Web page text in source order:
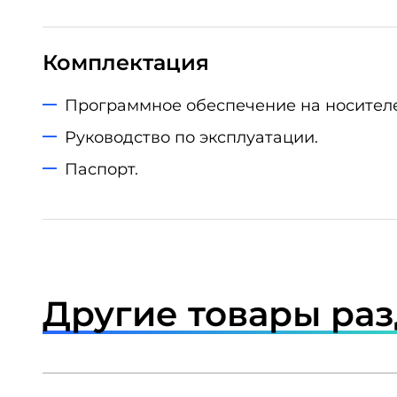
Комплектация
Программное обеспечение на
Руководство по эксплуатации.
Паспорт.
Другие товары